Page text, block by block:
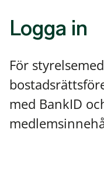
Logga in
För
med BankID